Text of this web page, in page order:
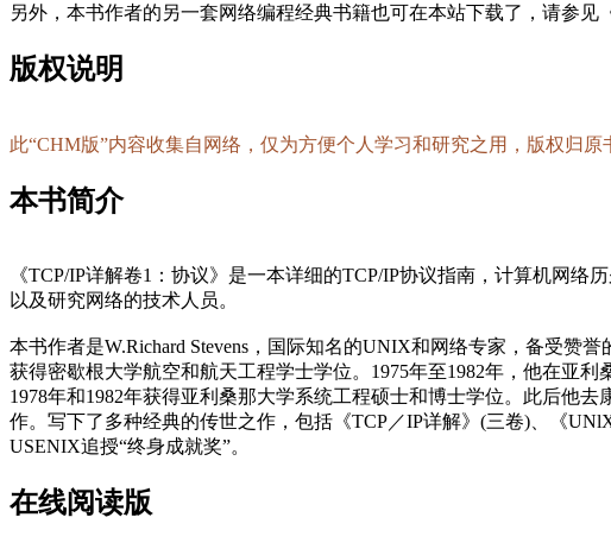
另外，本书作者的另一套网络编程经典书籍也可在本站下载了，请参见
版权说明
此“CHM版”内容收集自网络，仅为方便个人学习和研究之用，版权归原
本书简介
《TCP/IP详解卷1：协议》是一本详细的TCP/IP协议指南，计算机网
以及研究网络的技术人员。
本书作者是W.Richard Stevens，国际知名的UNIX和网络专家，备受赞
获得密歇根大学航空和航天工程学士学位。1975年至1982年，他在亚
1978年和1982年获得亚利桑那大学系统工程硕士和博士学位。此后他
作。写下了多种经典的传世之作，包括《TCP／IP详解》(三卷)、《
USENIX追授“终身成就奖”。
在线阅读版